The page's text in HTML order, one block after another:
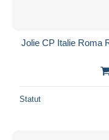
Jolie CP Italie Roma
Statut